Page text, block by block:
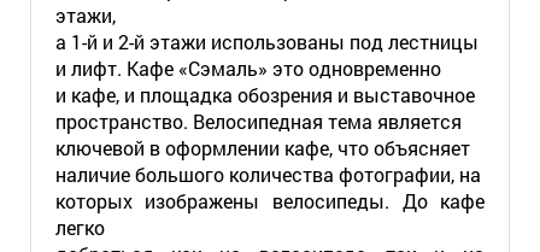
этажи,
а 1-й и 2-й этажи использованы под лестницы
и лифт. Кафе «Сэмаль» это одновременно
и кафе, и площадка обозрения и выставочное
пространство. Велосипедная тема является
ключевой в оформлении кафе, что объясняет
наличие большого количества фотографии, на
которых изображены велосипеды. До кафе
легко